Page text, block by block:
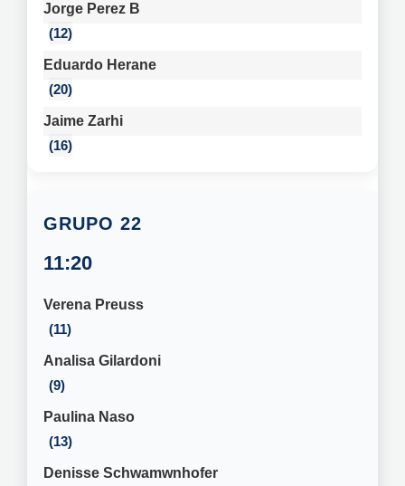
Jorge Perez B
12
Eduardo Herane
20
Jaime Zarhi
16
22
11:20
Verena Preuss
11
Analisa Gilardoni
9
Paulina Naso
13
Denisse Schwamwnhofer